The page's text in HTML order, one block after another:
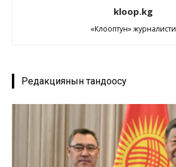
kloop.kg
«Клооптун» журналисти
Редакциянын тандоосу